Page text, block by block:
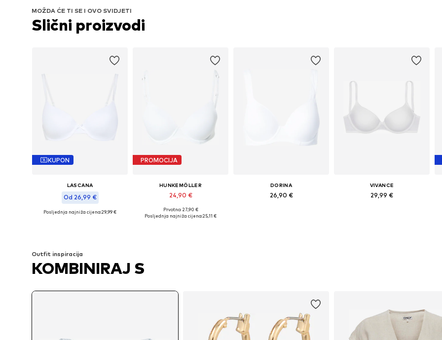
MOŽDA ĆE TI SE I OVO SVIDJETI
Slični proizvodi
KUPON
LASCANA
Od 26,99 €
Dostupno u više veličina
Posljednja najniža cijena:29,99 €
PROMOCIJA
HUNKEMÖLLER
24,90 €
Dostupno u više veličina
Prvotno: 27,90 €
Posljednja najniža cijena:25,11 €
DORINA
26,90 €
VIVANCE
29,99 €
Outfit inspiracija
KOMBINIRAJ S